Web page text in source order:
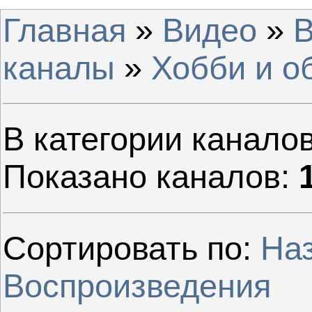
Главная » Видео »
каналы » Хобби и
В категории
Показано каналов:
Сортировать по:
Воспроизведения